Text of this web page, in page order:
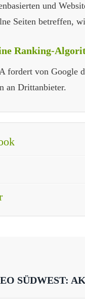
und
Seiten betreffen,
Ranking-
fordert von Google
an Drittanbieter.
SÜDWEST: